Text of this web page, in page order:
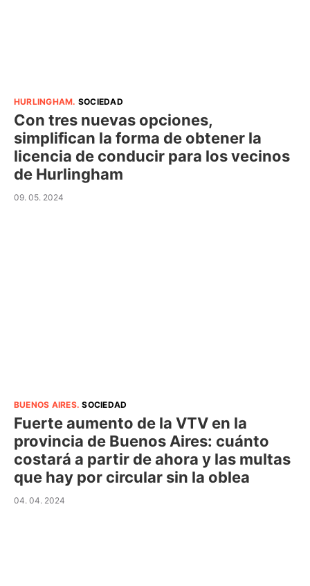
HURLINGHAM. SOCIEDAD
Con tres nuevas opciones,
simplifican la forma de obtener la
licencia de conducir para los vecinos
de Hurlingham
09. 05. 2024
BUENOS AIRES.SOCIEDAD
Fuerte aumento de la VTV en la
provincia de Buenos Aires: cuánto
costará a partir de ahora y las multas
que hay por circular sin la oblea
04. 04. 2024